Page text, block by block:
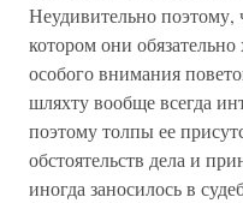
Неудивительно поэтому,
котором они
особого внимания
шляхту вообще всегда
поэтому толпы ее
обстоятельств дела и
иногда заносилось в